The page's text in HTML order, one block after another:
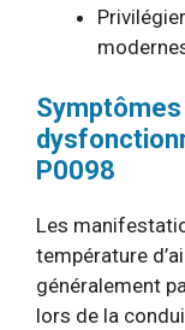
P0098
Les
température
généralement
lors de la